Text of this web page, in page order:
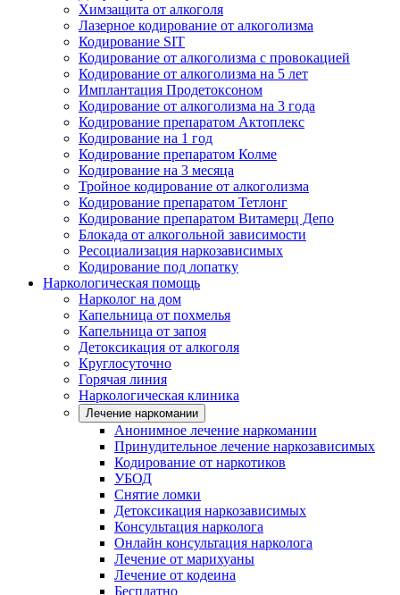
Химзащита от алкоголя
Лазерное кодирование от алкоголизма
Кодирование SIT
Кодирование от алкоголизма с провокацией
Кодирование от алкоголизма на 5 лет
Имплантация Продетоксоном
Кодирование от алкоголизма на 3 года
Кодирование препаратом Актоплекс
Кодирование на 1 год
Кодирование препаратом Колме
Кодирование на 3 месяца
Тройное кодирование от алкоголизма
Кодирование препаратом Тетлонг
Кодирование препаратом Витамерц Депо
Блокада от алкогольной зависимости
Ресоциализация наркозависимых
Кодирование под лопатку
Наркологическая помощь
Нарколог на дом
Капельница от похмелья
Капельница от запоя
Детоксикация от алкоголя
Круглосуточно
Горячая линия
Наркологическая клиника
Лечение наркомании
Анонимное лечение наркомании
Принудительное лечение наркозависимых
Кодирование от наркотиков
УБОД
Снятие ломки
Детоксикация наркозависимых
Консультация нарколога
Онлайн консультация нарколога
Лечение от марихуаны
Лечение от кодеина
Бесплатно